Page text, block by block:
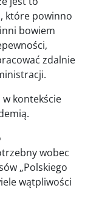
które powinno
bowiem
zdalnie
w kontekście
wobec
„Polskiego
wątpliwości